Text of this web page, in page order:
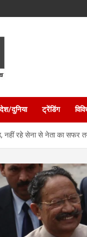
देश/दुनिया ट्रेंडिंग
नहीं रहे सेना से नेता का सफर